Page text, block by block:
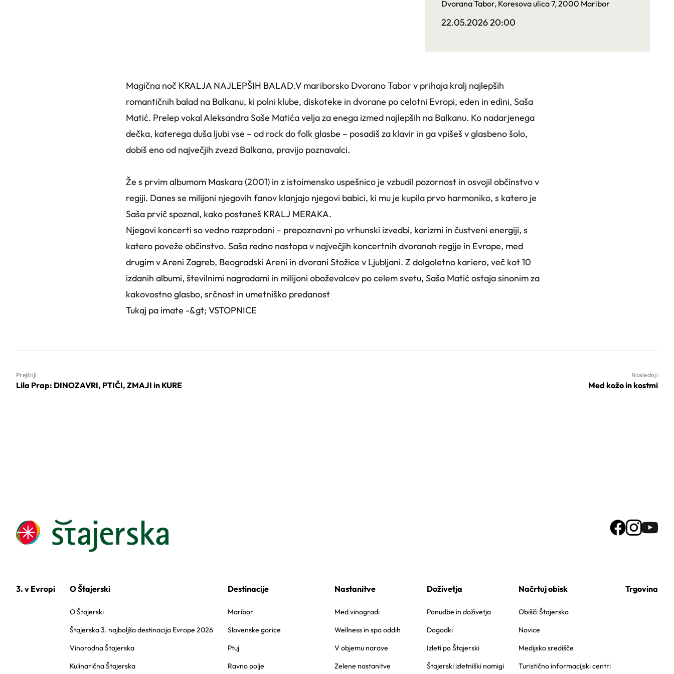
Dvorana Tabor, Koresova ulica 7, 2000 Maribor
22.05.2026 20:00
Magična noč KRALJA NAJLEPŠIH BALAD.V mariborsko Dvorano Tabor v prihaja kralj najlepših
romantičnih balad na Balkanu, ki polni klube, diskoteke in dvorane po celotni Evropi, eden in edini, Saša
Matić. Prelep vokal Aleksandra Saše Matića velja za enega izmed najlepših na Balkanu. Ko nadarjenega
dečka, katerega duša ljubi vse – od rock do folk glasbe – posadiš za klavir in ga vpišeš v glasbeno šolo,
dobiš eno od največjih zvezd Balkana, pravijo poznavalci.
Že s prvim albumom Maskara (2001) in z istoimensko uspešnico je vzbudil pozornost in osvojil občinstvo v
regiji. Danes se milijoni njegovih fanov klanjajo njegovi babici, ki mu je kupila prvo harmoniko, s katero je
Saša prvič spoznal, kako postaneš KRALJ MERAKA.
Njegovi koncerti so vedno razprodani – prepoznavni po vrhunski izvedbi, karizmi in čustveni energiji, s
katero poveže občinstvo. Saša redno nastopa v največjih koncertnih dvoranah regije in Evrope, med
drugim v Areni Zagreb, Beogradski Areni in dvorani Stožice v Ljubljani. Z dolgoletno kariero, več kot 10
izdanih albumi, številnimi nagradami in milijoni oboževalcev po celem svetu, Saša Matić ostaja sinonim za
kakovostno glasbo, srčnost in umetniško predanost
Tukaj pa imate -&gt; VSTOPNICE
Prejšnji
Lila Prap: DINOZAVRI, PTIČI, ZMAJI in KURE
Naslednji
Med kožo in kostmi
3. v Evropi O Štajerski
O Štajerski
Štajerska 3. najboljša destinacija Evrope 2026
Vinorodna Štajerska
Kulinarična Štajerska
Destinacije
Maribor
Slovenske gorice
Ptuj
Ravno polje
Nastanitve
Med vinogradi
Wellness in spa oddih
V objemu narave
Zelene nastanitve
Doživetja
Ponudbe in doživetja
Dogodki
Izleti po Štajerski
Štajerski izletniški namigi
Načrtuj obisk
Obišči Štajersko
Novice
Medijsko središče
Turistično informacijski centri
Trgovina